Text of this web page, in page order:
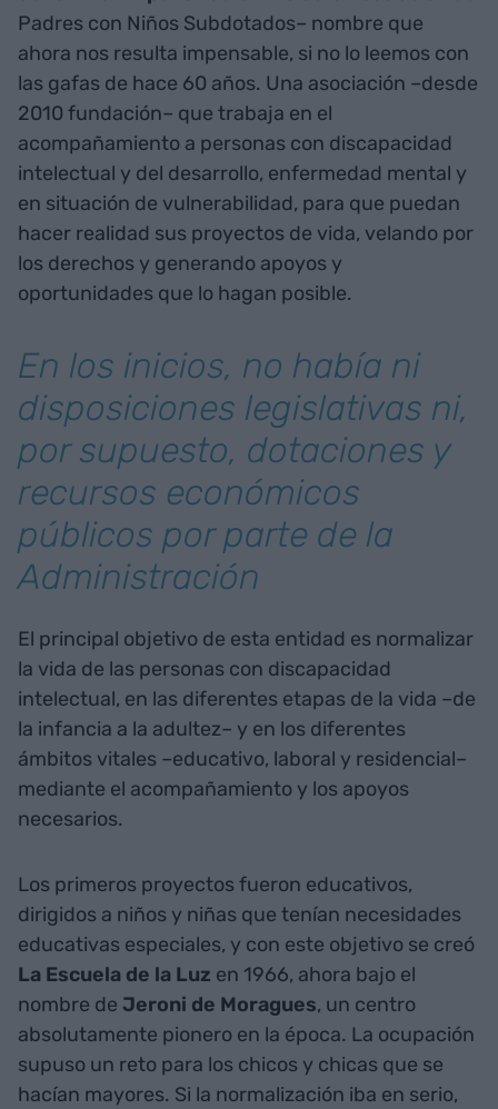
Padres con Niños Subdotados– nombre que
ahora nos resulta impensable, si no lo leemos con
las gafas de hace 60 años. Una asociación –desde
2010 fundación– que trabaja en el
acompañamiento a personas con discapacidad
intelectual y del desarrollo, enfermedad mental y
en situación de vulnerabilidad, para que puedan
hacer realidad sus proyectos de vida, velando por
los derechos y generando apoyos y
oportunidades que lo hagan posible.
En los inicios, no había ni
disposiciones legislativas ni,
por supuesto, dotaciones y
recursos económicos
públicos por parte de la
Administración
El principal objetivo de esta entidad es normalizar
la vida de las personas con discapacidad
intelectual, en las diferentes etapas de la vida –de
la infancia a la adultez– y en los diferentes
ámbitos vitales –educativo, laboral y residencial–
mediante el acompañamiento y los apoyos
necesarios.
Los primeros proyectos fueron educativos,
dirigidos a niños y niñas que tenían necesidades
educativas especiales, y con este objetivo se creó
La Escuela de la Luz en 1966, ahora bajo el
nombre de Jeroni de Moragues, un centro
absolutamente pionero en la época. La ocupación
supuso un reto para los chicos y chicas que se
hacían mayores. Si la normalización iba en serio,